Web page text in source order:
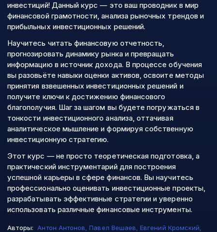
инвестиций! Данный курс — это ваш проводник в мир
финансовой грамотности, анализа рыночных трендов и
прибыльных инвестиционных решений.
Научитесь читать финансовую отчетность,
прогнозировать динамику рынка и превращать
информацию в источник дохода. В процессе обучения
вы разовьёте навыки оценки активов, освоите методы
принятия взвешенных инвестиционных решений и
получите ключи к достижению финансового
благополучия. Шаг за шагом вы будете погружаться в
тонкости инвестиционного анализа, оттачивая
аналитическое мышление и формируя собственную
инвестиционную стратегию.
Этот курс — не просто теоретическая подготовка, а
практический инструментарий для построения
успешной карьеры в сфере финансов. Вы научитесь
профессионально оценивать инвестиционные проекты,
разрабатывать эффективные стратегии и уверенно
использовать различные финансовые инструменты.
Авторы: Антон Антонов Павел Вешаев Евгений Кромский